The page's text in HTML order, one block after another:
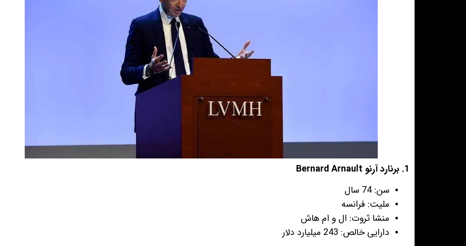
1. برنارد آرنو Bernard Arnault
سن: 74 سال
ملیت: فرانسه
منشا ثروت: ال و ام هاش
دارایی خالص: 243 میلیارد دلار